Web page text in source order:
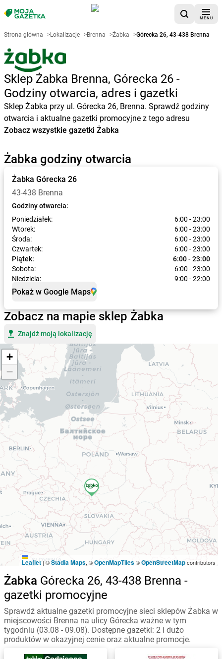
MENU
Strona główna >Lokalizacje >Brenna >Żabka >Górecka 26, 43-438 Brenna
Sklep Żabka Brenna, Górecka 26 -
Godziny otwarcia, adres i gazetki
Sklep Żabka przy ul. Górecka 26, Brenna. Sprawdź godziny
otwarcia i aktualne gazetki promocyjne z tego adresu
Zobacz wszystkie gazetki Żabka
Żabka godziny otwarcia
Żabka Górecka 26
43-438 Brenna
Godziny otwarcia:
Poniedziałek:
6:00 - 23:00
Wtorek:
6:00 - 23:00
Środa:
6:00 - 23:00
Czwartek:
6:00 - 23:00
Piątek:
6:00 - 23:00
Sobota:
6:00 - 23:00
Niedziela:
9:00 - 22:00
Pokaż w Google Maps
Zobacz na mapie sklep Żabka
Znajdź moją lokalizację
+
−
Leaflet |©Stadia Maps, ©OpenMapTiles©OpenStreetMapcontributors
Żabka Górecka 26, 43-438 Brenna -
gazetki promocyjne
Sprawdź aktualne gazetki promocyjne sieci sklepów Żabka w
miejscowości Brenna na ulicy Górecka ważne w tym
tygodniu (03.08 - 09.08). Dostępne gazetki: 2 i dużo
produktów w okazyjnej cenie oraz aktualne promocje.